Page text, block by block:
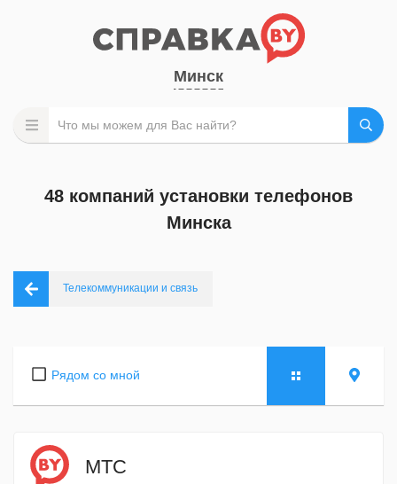
Минск
48 компаний установки телефонов
Минска
Телекоммуникации и связь
Рядом со мной
МТС